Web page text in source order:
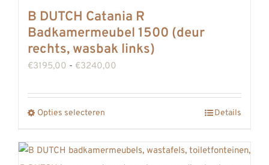
variaties.
Deze
optie
gekozen
de
B DUTCH Catania R
Badkamermeubel 1500 (deur
rechts, wasbak links)
€3195,00 - €3240,00
Opties selecteren
heeft
Details